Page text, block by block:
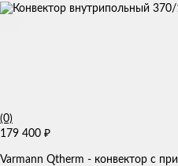
(0)
179 400 ₽
Varmann Qtherm - конвектор с